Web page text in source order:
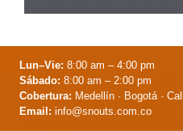
Lun–Vie: 8:00 am – 4:00 pm
Sábado: 8:00 am – 2:00 pm
Cobertura: Medellín · Bogotá ·
Email: info@snouts.com.co